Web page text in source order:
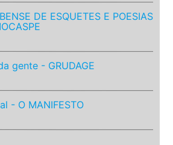
DE ESQUETES E POESIAS
gente - GRUDAGE
- O MANIFESTO